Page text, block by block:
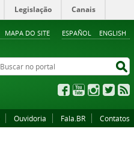
ESPAÑOL ENGLISH
MAPA DO SITE
Legislação Canais
Buscar no portal
FacebookYouTubeInstagram
Twitter
Ouvidoria Fala.BR Contatos